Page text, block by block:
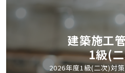
建築施工
1級(
2026年度1級(二次)対策